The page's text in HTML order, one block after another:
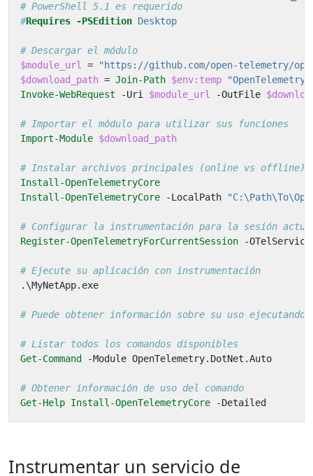
# PowerShell 5.1 es requerido
#Requires -PSEdition Desktop
# Descargar el módulo
$module_url
=
"https://github.com/open-telemetry/
$download_path = Join-Path $env:temp
Invoke-WebRequest
-Uri $module_url -OutFile
# Importar el módulo para utilizar sus funciones
Import-Module $download_path
# Instalar archivos principales (online vs offline)
Install-OpenTelemetryCore
Install-OpenTelemetryCore
-LocalPath
# Configurar la instrumentación para la sesión
Register-OpenTelemetryForCurrentSession
-
# Ejecute su aplicación con instrumentación
.\MyNetApp. exe
# Puede obtener información sobre su uso ejecutando
# Listar todos los comandos disponibles
Get-Command
-Module OpenTelemetry. DotNet .Auto
# Obtener información de uso del comando
Get-Help Install-OpenTelemetryCore -Detailed
Instrumentar un servicio de